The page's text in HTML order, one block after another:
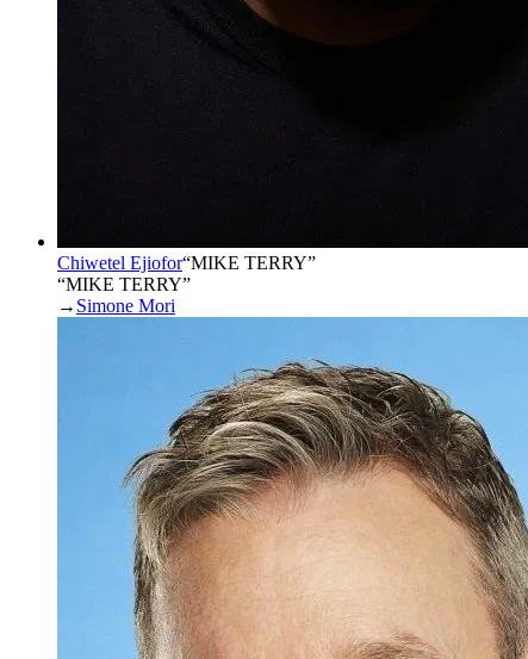
Chiwetel Ejiofor“MIKE TERRY”
“MIKE TERRY”
→ Simone Mori